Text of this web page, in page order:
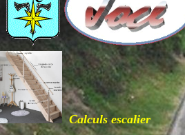
Calculs escalier